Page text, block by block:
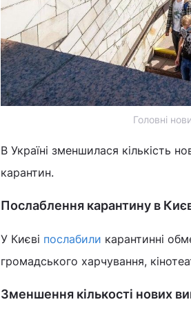
Головні
В Україні зменшилася кількість
карантин.
Послаблення карантину в
У Києві послабили карантинні
громадського харчування,
Зменшення кількості нових